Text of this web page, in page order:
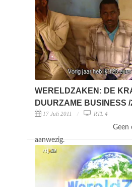
WERELDZAKEN: DE
DUURZAME BUSINESS /
17 Juli 2011 RTL 4
Geen
aanwezig.